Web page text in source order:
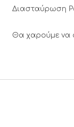
Διασταύρωση
Θα χαρούμε να